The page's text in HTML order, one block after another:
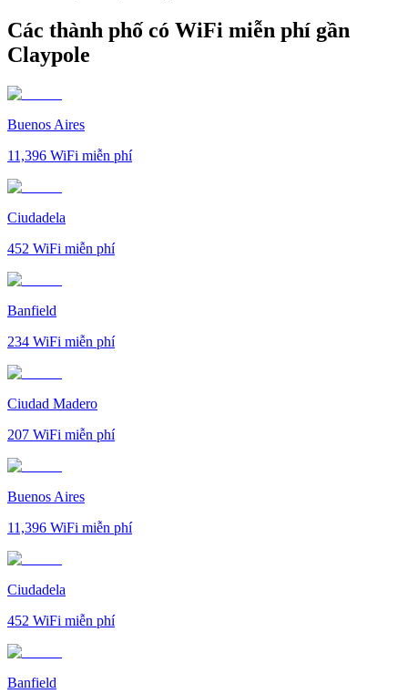
Các thành phố có WiFi miễn phí gần
Claypole
Buenos Aires
11,396 WiFi miễn phí
Ciudadela
452 WiFi miễn phí
Banfield
234 WiFi miễn phí
Ciudad Madero
207 WiFi miễn phí
Buenos Aires
11,396 WiFi miễn phí
Ciudadela
452 WiFi miễn phí
Banfield